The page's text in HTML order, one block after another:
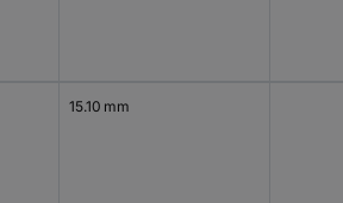
15.10 mm